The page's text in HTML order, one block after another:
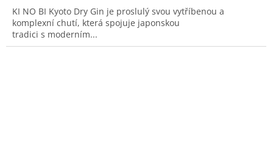
KI NO BI Kyoto Dry Gin je proslulý svou vytříbenou a
komplexní chutí, která spojuje japonskou
tradici s moderním...